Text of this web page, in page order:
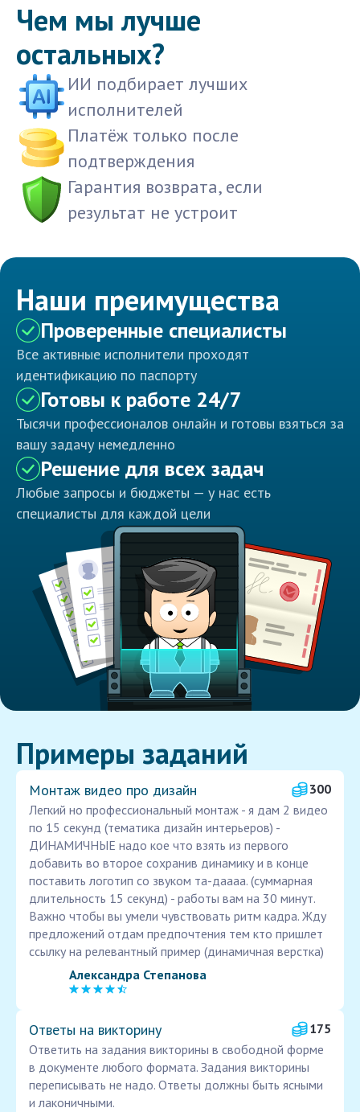
Чем мы лучше
остальных?
ИИ подбирает лучших
исполнителей
Платёж только после
подтверждения
Гарантия возврата, если
результат не устроит
Наши преимущества
Проверенные специалисты
Все активные исполнители проходят
идентификацию по паспорту
Готовы к работе 24/7
Тысячи профессионалов онлайн и готовы взяться за
вашу задачу немедленно
Решение для всех задач
Любые запросы и бюджеты — у нас есть
специалисты для каждой цели
Примеры заданий
Монтаж видео про дизайн
300
Легкий но профессиональный монтаж - я дам 2 видео
по 15 секунд (тематика дизайн интерьеров) -
ДИНАМИЧНЫЕ надо кое что взять из первого
добавить во второе сохранив динамику и в конце
поставить логотип со звуком та-даааа. (суммарная
длительность 15 секунд) - работы вам на 30 минут.
Важно чтобы вы умели чувствовать ритм кадра. Жду
предложений отдам предпочтения тем кто пришлет
ссылку на релевантный пример (динамичная верстка)
Александра Степанова
Ответы на викторину
175
Ответить на задания викторины в свободной форме
в документе любого формата. Задания викторины
переписывать не надо. Ответы должны быть ясными
и лаконичными.